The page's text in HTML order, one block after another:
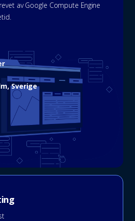
av Google Compute Engine
Sverige